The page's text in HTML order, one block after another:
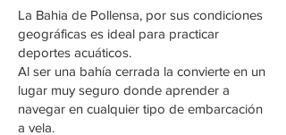
La Bahia de Pollensa, por sus condiciones
geográficas es ideal para practicar
deportes acuáticos.
Al ser una bahía cerrada la convierte en un
lugar muy seguro donde aprender a
navegar en cualquier tipo de embarcación
a vela.